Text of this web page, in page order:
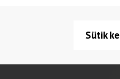
Sütik